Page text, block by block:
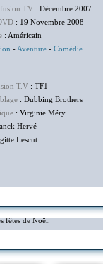
TV : Décembre 2007
: 19 Novembre 2008
: Américain
- Aventure - Comédie
T.V : TF1
: Dubbing Brothers
: Virginie Méry
Hervé
fêtes de Noël.